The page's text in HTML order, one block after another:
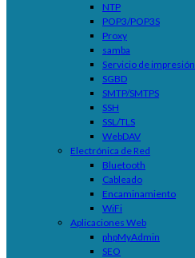
NTP
POP3/POP3S
Proxy
samba
Servicio de impresión
SGBD
SMTP/SMTPS
SSH
SSL/TLS
WebDAV
Electrónica de Red
Bluetooth
Cableado
Encaminamiento
WiFi
Aplicaciones Web
phpMyAdmin
SEO